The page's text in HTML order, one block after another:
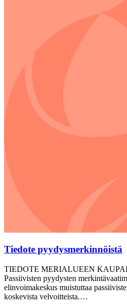
Tiedote pyydysmerkinnöistä
TIEDOTE MERIALUEEN
Passiivisten pyydysten
elinvoimakeskus muistuttaa
koskevista velvoitteista.…